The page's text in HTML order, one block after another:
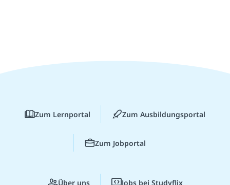
Zum Lernportal Zum Ausbildungsportal
Zum Jobportal
Über uns Jobs bei Studyflix